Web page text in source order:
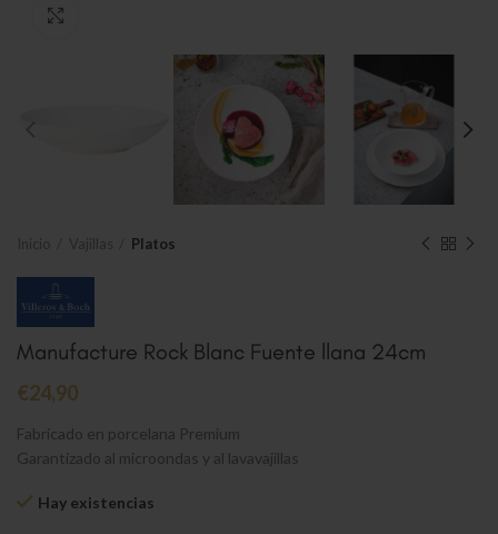
Platos
Manufacture Rock Blanc Fuente llana 24cm
€24,90
Fabricado en porcelana Premium
Garantizado al microondas y al lavavajillas
Hay existencias